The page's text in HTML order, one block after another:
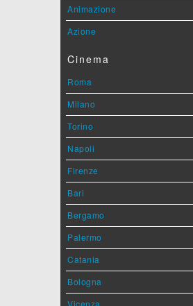
Animazione
Azione
Cinema
Roma
Milano
Torino
Napoli
Firenze
Bari
Bergamo
Palermo
Catania
Bologna
Vicenza